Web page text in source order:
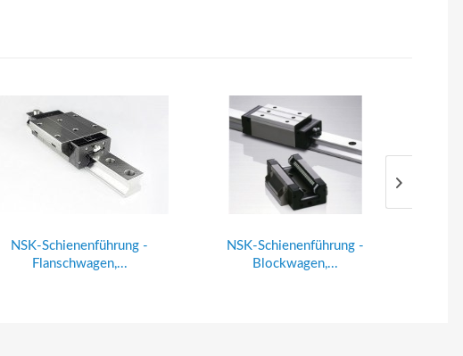
NSK-Schienenführung -
Flanschwagen,...
NSK-Schienenführung -
Blockwagen,...